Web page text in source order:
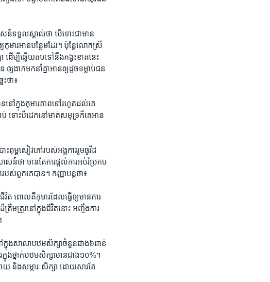
ន៍​ទទួល​ស្គាល់​ថា បើ​ទោះ​ជា​មាន​
រ​អាន​បន្ថែម​ដែរ។ ប៉ុន្តែ​លោកស្រី​
ដើម្បី​ឆ្លើយតប​ទៅ​នឹង​កង្វះខាត​នេះ
យ​ងាក​មក​នាំ​គ្នា​អានឲ្យ​ដូច​ទម្លាប់ជន​
ថា៖
នៅក្នុង​កុមារភាព​ទៅ​រហូត​ដល់​គេ​
ទោះបី​ដេក​នៅ​មាត់​សមុទ្រ​ក៏​គេ​អាន​
ពុម្ព​សៀវភៅ​របស់​អង្គការរូមធូរីដ
ន៍​ថា មាន​តែ​ការ​ផ្តល់​ការ​អប់រំប្រកប​
ស់​ពួកគេ​បាន។ កញ្ញា​បន្ត​ថា៖
ពោលគឺ​កុមារ​ដែល​ធ្វើ​ឲ្យ​មាន​ការ​
មត្រូវ​នៅក្នុង​ជីវិត​នោះ​ អញ្ចឹង​ការ​
នុង​សាលា​បឋម​សិក្សា​ចំនួន​ជាង​៦​ពាន់​
នុង​ថ្នាក់​បឋម​សិក្សា​មាន​ជាង​១០%។
និងសម្ភារៈ​សិក្សា ដោយសារ​តែ​